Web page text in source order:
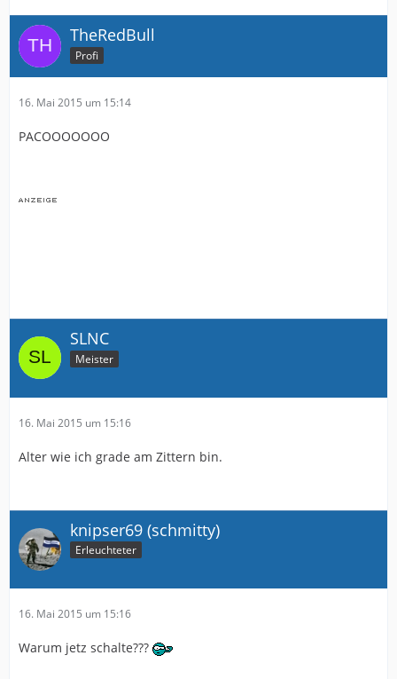
TheRedBull
Profi
16. Mai 2015 um 15:14
PACOOOOOOO
SLNC
Meister
16. Mai 2015 um 15:16
Alter wie ich grade am Zittern bin.
knipser69 (schmitty)
Erleuchteter
16. Mai 2015 um 15:16
Warum jetz schalte???